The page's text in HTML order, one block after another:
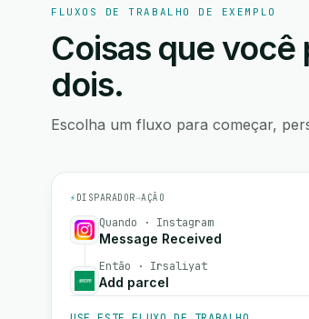
FLUXOS DE TRABALHO DE EXEMPLO
Coisas que
dois.
Escolha um fluxo para começar,
⚡ DISPARADOR→AÇÃO
Quando · Instagram
Message Received
Então · Irsaliyat
Add parcel